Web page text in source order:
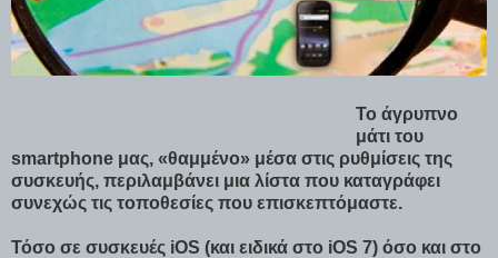
Το άγρυπνο
μάτι του
smartphone μας, «θαμμένο» μέσα στις ρυθμίσεις της
συσκευής, περιλαμβάνει μια λίστα που καταγράφει
συνεχώς τις τοποθεσίες που επισκεπτόμαστε.
Τόσο σε συσκευές iOS (και ειδικά στο iOS 7) όσο και στο